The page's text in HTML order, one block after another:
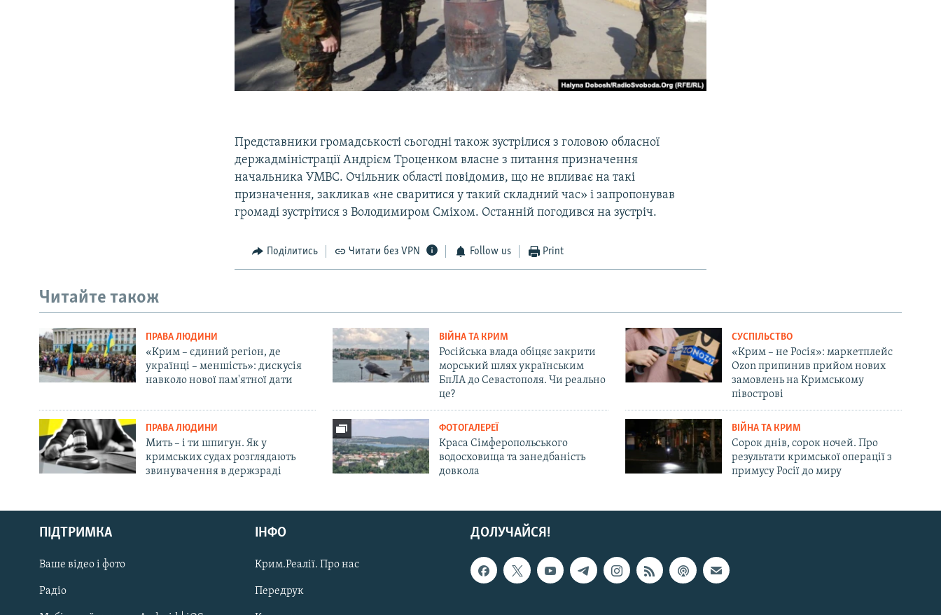
Русский
Qırımtatar
Представники громадськості сьогодні також зустрілися з головою обласної
держадміністрації Андрієм Троценком власне з питання призначення
начальника УМВС. Очільник області повідомив, що не впливає на такі
призначення, закликав «не сваритися у такий складний час» і запропонував
громаді зустрітися з Володимиром Сміхом. Останній погодився на зустріч.
Поділитись Читати без VPN Follow us Print
Читайте також
ПРАВА ЛЮДИНИ
«Крим – єдиний регіон, де
українці – меншість»: дискусія
навколо нової пам'ятної дати
ВІЙНА ТА КРИМ
Російська влада обіцяє закрити
морський шлях українським
БпЛА до Севастополя. Чи реально
це?
СУСПІЛЬСТВО
«Крим – не Росія»: маркетплейс
Ozon припинив прийом нових
замовлень на Кримському
півострові
ПРАВА ЛЮДИНИ
Мить – і ти шпигун. Як у
кримських судах розглядають
звинувачення в держзраді
ФОТОГАЛЕРЕЇ
Краса Сімферопольського
водосховища та занедбаність
довкола
ВІЙНА ТА КРИМ
Сорок днів, сорок ночей. Про
результати кримської операції з
примусу Росії до миру
ДОЛУЧАЙСЯ!
ПІДТРИМКА
Ваше відео і фото
Радіо
ІНФО
Крим.Реалії. Про нас
Передрук